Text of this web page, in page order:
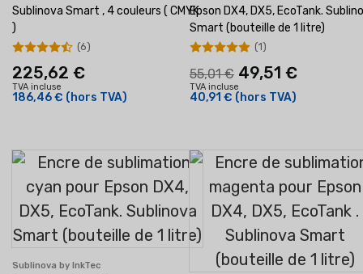
Sublinova Smart , 4 couleurs ( CMYK
)
225,62 €
TVA incluse
186,46 € (hors TVA)
(6)
Epson DX4, DX5, EcoTank.
Smart (bouteille de 1 litre)
55,01 € 49,51 €
TVA incluse
40,91 € (hors TVA)
(1)
Sublinova by InkTec